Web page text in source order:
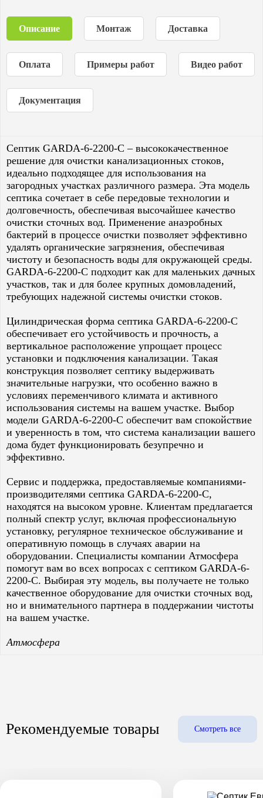
Описание Монтаж Доставка
Оплата Примеры работ Видео работ
Документация
Септик GARDA-6-2200-C – высококачественное
решение для очистки канализационных стоков,
идеально подходящее для использования на
загородных участках различного размера. Эта модель
септика сочетает в себе передовые технологии и
долговечность, обеспечивая высочайшее качество
очистки сточных вод. Применение анаэробных
бактерий в процессе очистки позволяет эффективно
удалять органические загрязнения, обеспечивая
чистоту и безопасность воды для окружающей среды.
GARDA-6-2200-C подходит как для маленьких дачных
участков, так и для более крупных домовладений,
требующих надежной системы очистки стоков.
Цилиндрическая форма септика GARDA-6-2200-C
обеспечивает его устойчивость и прочность, а
вертикальное расположение упрощает процесс
установки и подключения канализации. Такая
конструкция позволяет септику выдерживать
значительные нагрузки, что особенно важно в
условиях переменчивого климата и активного
использования системы на вашем участке. Выбор
модели GARDA-6-2200-C обеспечит вам спокойствие
и уверенность в том, что система канализации вашего
дома будет функционировать безупречно и
эффективно.
Сервис и поддержка, предоставляемые компаниями-
производителями септика GARDA-6-2200-C,
находятся на высоком уровне. Клиентам предлагается
полный спектр услуг, включая профессиональную
установку, регулярное техническое обслуживание и
оперативную помощь в случаях аварии на
оборудовании. Специалисты компании Атмосфера
помогут вам во всех вопросах с септиком GARDA-6-
2200-C. Выбирая эту модель, вы получаете не только
качественное оборудование для очистки сточных вод,
но и внимательного партнера в поддержании чистоты
на вашем участке.
Атмосфера
Рекомендуемые товары Смотреть все